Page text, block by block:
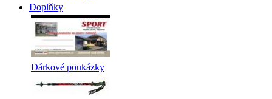
Doplňky
Dárkové poukázky